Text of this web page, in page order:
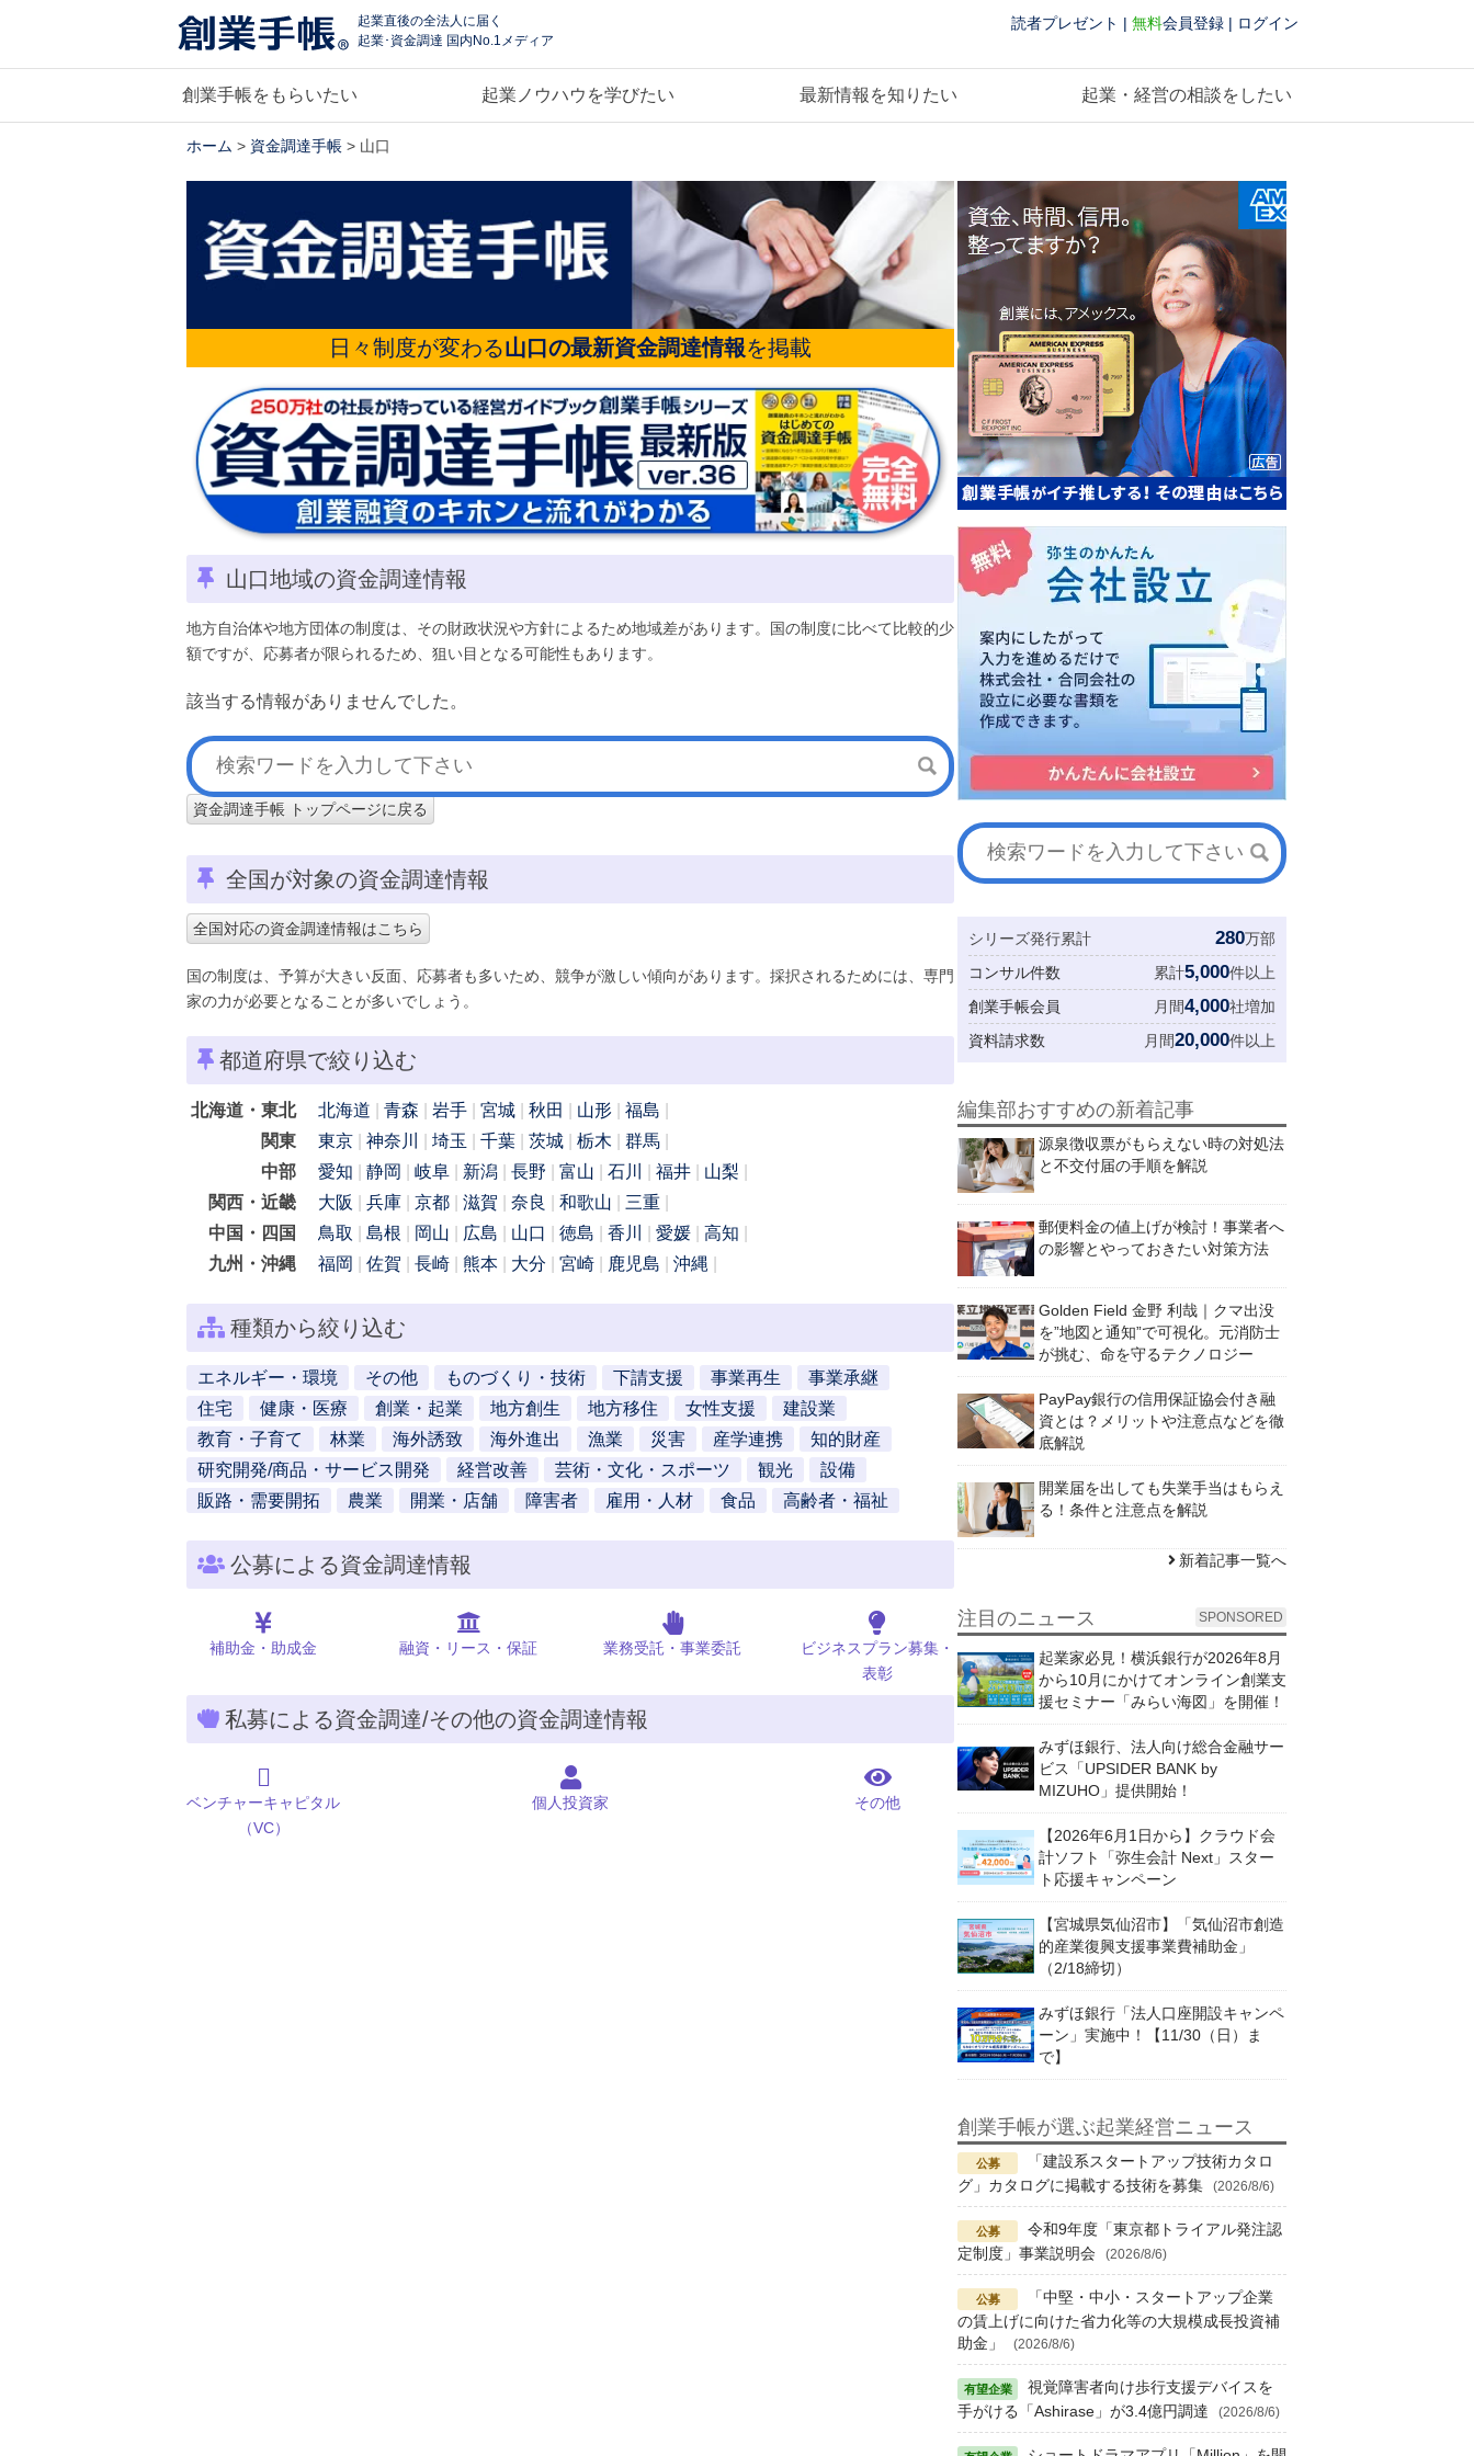
起業直後の全法人に届く
起業･資金調達 国内No.1メディア
読者プレゼント | 無料会員登録 | ログイン
創業手帳をもらいたい 起業ノウハウを学びたい 最新情報を知りたい 起業・経営の相談をしたい
ホーム > 資金調達手帳 > 山口
日々制度が変わる山口の最新資金調達情報を掲載
山口地域の資金調達情報
地方自治体や地方団体の制度は、その財政状況や方針によるため地域差があります。国の制度に比べて比較的少
額ですが、応募者が限られるため、狙い目となる可能性もあります。
該当する情報がありませんでした。
資金調達手帳 トップページに戻る
全国が対象の資金調達情報
全国対応の資金調達情報はこちら
国の制度は、予算が大きい反面、応募者も多いため、競争が激しい傾向があります。採択されるためには、専門
家の力が必要となることが多いでしょう。
都道府県で絞り込む
北海道・東北 北海道 青森 岩手 宮城 秋田 山形
福島
関東
東京 神奈川 埼玉 千葉 茨城 栃木
群馬
中部
愛知 静岡 岐阜 新潟 長野 富山 石川 福井
山梨
関西・近畿
大阪 兵庫 京都 滋賀 奈良 和歌山
三重
中国・四国
鳥取 島根 岡山 広島 山口 徳島 香川 愛媛
高知
九州・沖縄
福岡 佐賀 長崎 熊本 大分 宮崎 鹿児島 沖縄
種類から絞り込む
エネルギー・環境 その他 ものづくり・技術 下請支援 事業再生
事業承継
住宅
健康・医療 創業・起業 地方創生 地方移住 女性支援
建設業
教育・子育て
林業 海外誘致 海外進出 漁業 災害 産学連携
知的財産
研究開発/商品・サービス開発
経営改善 芸術・文化・スポーツ 観光
設備
販路・需要開拓
農業 開業・店舗 障害者 雇用・人材 食品 高齢者・福祉
公募による資金調達情報
補助金・助成金 融資・リース・保証 業務受託・事業委託
ビジネスプラン募集・
表彰
私募による資金調達/その他の資金調達情報
ベンチャーキャピタル
（VC）
個人投資家 その他
シリーズ発行累計 280万部
コンサル件数
累計5,000件以上
創業手帳会員
月間4,000社増加
資料請求数
月間20,000件以上
編集部おすすめの新着記事
源泉徴収票がもらえない時の対処法
と不交付届の手順を解説
郵便料金の値上げが検討！事業者へ
の影響とやっておきたい対策方法
Golden Field 金野 利哉｜クマ出没
を”地図と通知”で可視化。元消防士
が挑む、命を守るテクノロジー
PayPay銀行の信用保証協会付き融
資とは？メリットや注意点などを徹
底解説
開業届を出しても失業手当はもらえ
る！条件と注意点を解説
新着記事一覧へ
注目のニュース SPONSORED
起業家必見！横浜銀行が2026年8月
から10月にかけてオンライン創業支
援セミナー「みらい海図」を開催！
みずほ銀行、法人向け総合金融サー
ビス「UPSIDER BANK by
MIZUHO」提供開始！
【2026年6月1日から】クラウド会
計ソフト「弥生会計 Next」スター
ト応援キャンペーン
【宮城県気仙沼市】「気仙沼市創造
的産業復興支援事業費補助金」
（2/18締切）
みずほ銀行「法人口座開設キャンペ
ーン」実施中！【11/30（日）ま
で】
創業手帳が選ぶ起業経営ニュース
「建設系スタートアップ技術カタロ
グ」カタログに掲載する技術を募集
(2026/8/6)
令和9年度「東京都トライアル発注認
定制度」事業説明会
(2026/8/6)
「中堅・中小・スタートアップ企業
の賃上げに向けた省力化等の大規模成長投資補
助金」
(2026/8/6)
視覚障害者向け歩行支援デバイスを
手がける「Ashirase」が3.4億円調達
(2026/8/6)